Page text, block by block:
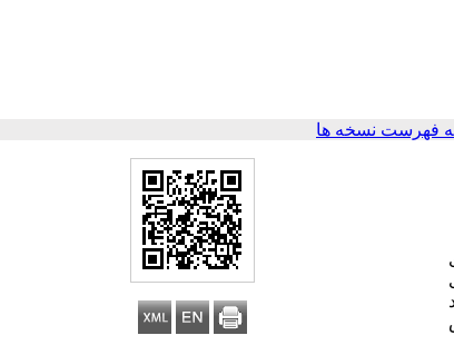
فهرست نسخه ها